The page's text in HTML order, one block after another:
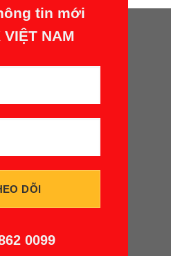
tin mới
NAM
0099